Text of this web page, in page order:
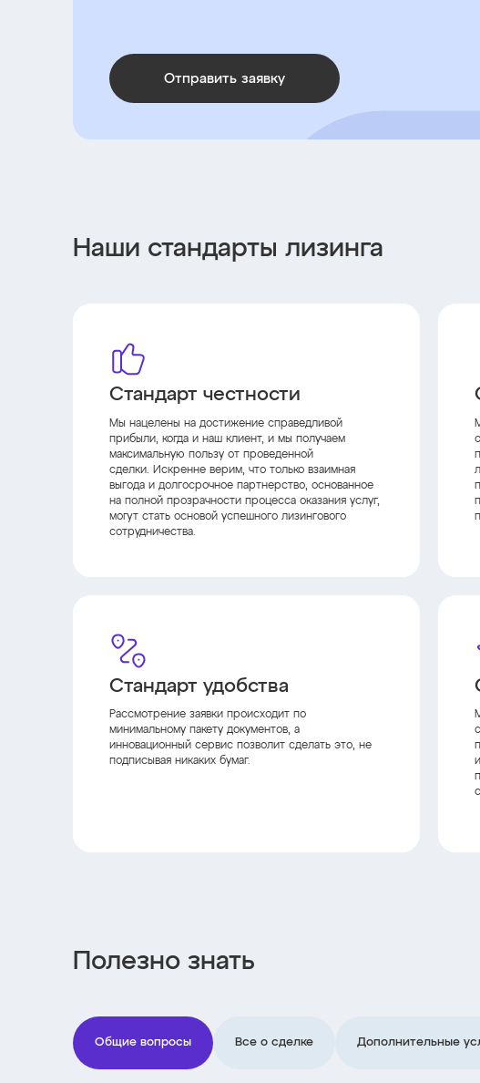
Отправить заявку
Наши стандарты лизинга
Стандарт честности
Мы нацелены на достижение справедливой
прибыли, когда и наш клиент, и мы получаем
максимальную пользу от проведенной
сделки. Искренне верим, что только взаимная
выгода и долгосрочное партнерство, основанное
на полной прозрачности процесса оказания услуг,
могут стать основой успешного лизингового
сотрудничества.
Стандарт удобства
Рассмотрение заявки происходит по
минимальному пакету документов, а
инновационный сервис позволит сделать это, не
подписывая никаких бумаг.
Полезно знать
Общие вопросы Все о сделке Дополнительные